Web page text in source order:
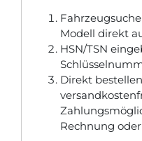
Modell direkt
HSN/TSN
Direkt
Rechnung